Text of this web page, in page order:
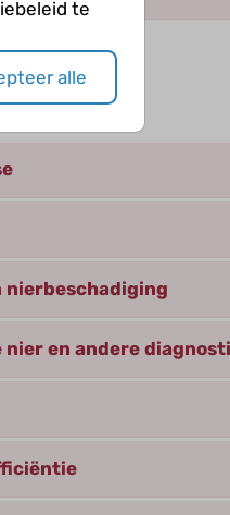
nierbeschadiging
nier en andere
te
alle